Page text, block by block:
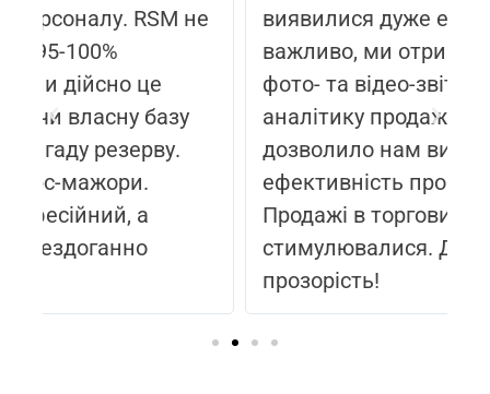
виявилися дуже ефективними. Що
важливо, ми отримали не лише
фото- та відео-звіти, а й детальну
аналітику продажів та фідбек, що
дозволило нам виміряти пряму
ефективність промо-активності.
Продажі в торгових точках дійсно
стимулювалися. Дякуємо за